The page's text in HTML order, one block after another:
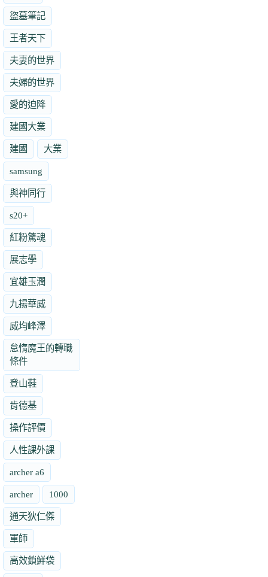
盜墓筆記
王者天下
夫妻的世界
夫婦的世界
愛的迫降
建國大業
建國 大業
samsung
與神同行
s20+
紅粉驚魂
展志學
宜雄玉潤
九揚華威
威均峰澤
怠惰魔王的轉職
條件
登山鞋
肯德基
操作評價
人性課外課
archer a6
archer 1000
通天狄仁傑
軍師
高效鎖鮮袋